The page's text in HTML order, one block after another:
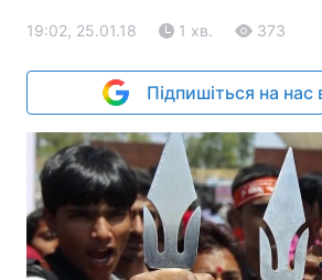
19:02, 25.01.18 1 хв. 373
Підпишіться на нас